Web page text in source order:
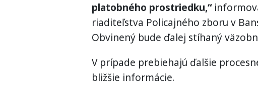
platobného prostriedku,“
riaditeľstva Policajného zboru v
Obvinený bude ďalej stíhaný
V prípade prebiehajú ďalšie
bližšie informácie.